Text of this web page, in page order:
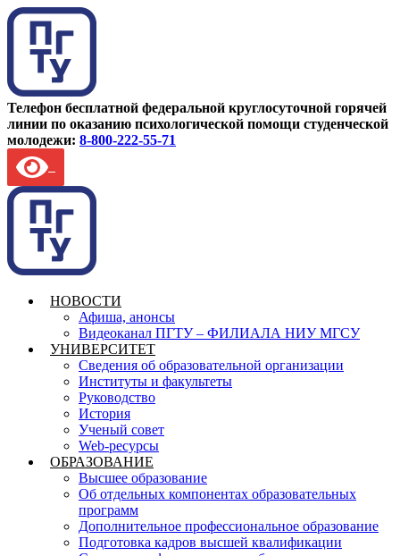
Телефон бесплатной федеральной круглосуточной горячей
линии по оказанию психологической помощи студенческой
молодежи: 8-800-222-55-71
НОВОСТИ
Афиша, анонсы
Видеоканал ПГТУ – ФИЛИАЛА НИУ МГСУ
УНИВЕРСИТЕТ
Сведения об образовательной организации
Институты и факультеты
Руководство
История
Ученый совет
Web-ресурсы
ОБРАЗОВАНИЕ
Высшее образование
Об отдельных компонентах образовательных
программ
Дополнительное профессиональное образование
Подготовка кадров высшей квалификации